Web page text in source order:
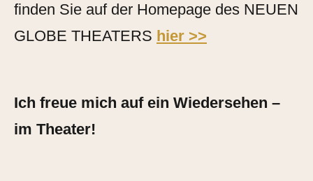
finden Sie auf der Homepage des NEUEN
GLOBE THEATERS hier >>
Ich freue mich auf ein Wiedersehen –
im Theater!